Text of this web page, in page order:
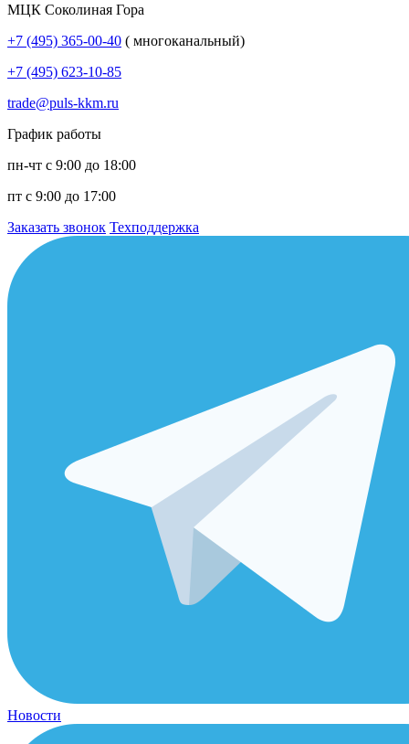
МЦК Соколиная Гора
+7 (495) 365-00-40 ( многоканальный)
+7 (495) 623-10-85
trade@puls-kkm.ru
График работы
пн-чт с 9:00 до 18:00
пт с 9:00 до 17:00
Заказать звонок Техподдержка
Новости